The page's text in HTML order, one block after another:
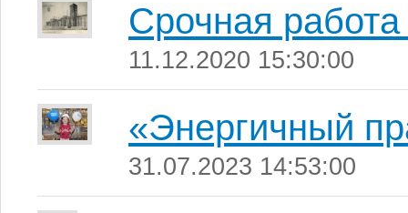
Срочная работа
11.12.2020 15:30:00
«Энергичный
31.07.2023 14:53:00